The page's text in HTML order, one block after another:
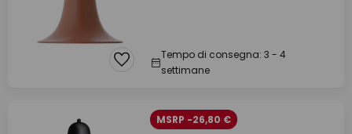
Tempo di consegna: 3 - 4
settimane
MSRP -26,80 €